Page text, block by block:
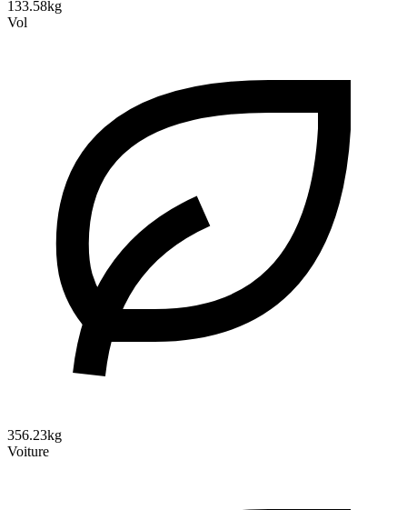
133.58kg
Vol
356.23kg
Voiture